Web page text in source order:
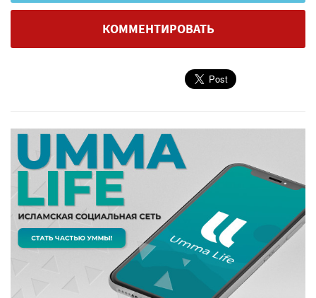
КОММЕНТИРОВАТЬ